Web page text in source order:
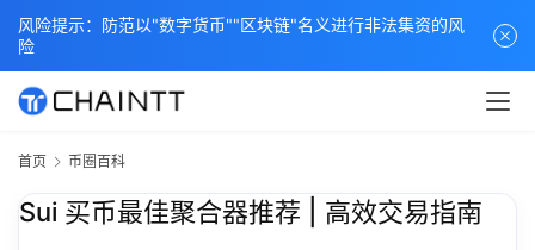
首页 币圈百科
Sui 买币最佳聚合器推荐 | 高效交易指南
风险提示：防范以"数字货币""区块链"名义进行非法集资的风
险